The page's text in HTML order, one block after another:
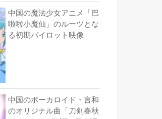
中国の魔法少女アニメ「巴
啦啦小魔仙」のルーツとな
る初期パイロット映像
中国のボーカロイド・言和
のオリジナル曲「刀剣春秋